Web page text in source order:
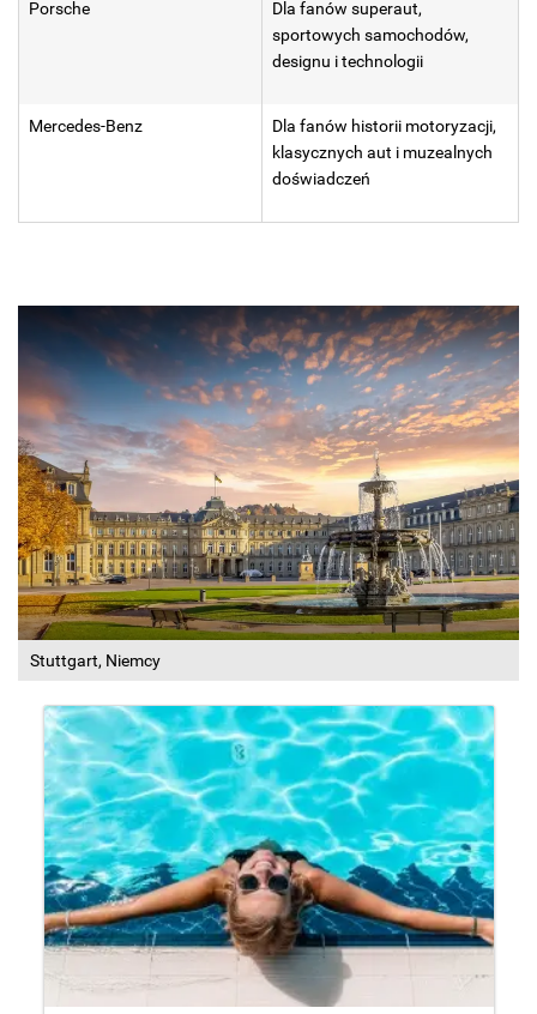
Porsche
Dla fanów superaut,
sportowych samochodów,
designu i technologii
Mercedes-Benz
Dla fanów historii motoryzacji,
klasycznych aut i muzealnych
doświadczeń
Stuttgart, Niemcy